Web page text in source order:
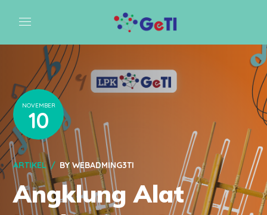
NOVEMBER
10
ARTIKEL BYWEBADMING3TI
Angklung Alat